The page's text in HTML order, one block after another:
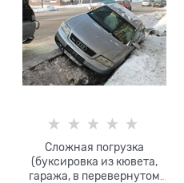
Сложная погрузка
(буксировка из кювета,
гаража, в перевернутом